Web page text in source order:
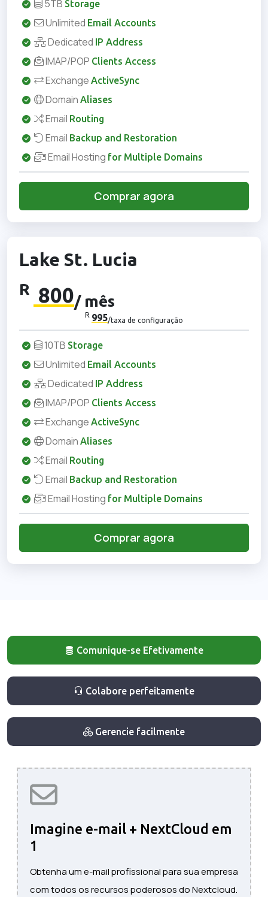
5TB Storage
Unlimited Email Accounts
Dedicated IP Address
IMAP/POP Clients Access
Exchange ActiveSync
Domain Aliases
Email Routing
Email Backup and Restoration
Email Hosting for Multiple Domains
Comprar agora
Lake St. Lucia
R 800/ mês
R 995/taxa de configuração
10TB Storage
Unlimited Email Accounts
Dedicated IP Address
IMAP/POP Clients Access
Exchange ActiveSync
Domain Aliases
Email Routing
Email Backup and Restoration
Email Hosting for Multiple Domains
Comprar agora
Comunique-se Efetivamente
Colabore perfeitamente
Gerencie facilmente
Imagine e-mail + NextCloud em
1
Obtenha um e-mail profissional para sua empresa
com todos os recursos poderosos do Nextcloud.